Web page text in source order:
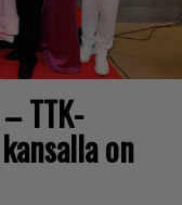
TTK-
on